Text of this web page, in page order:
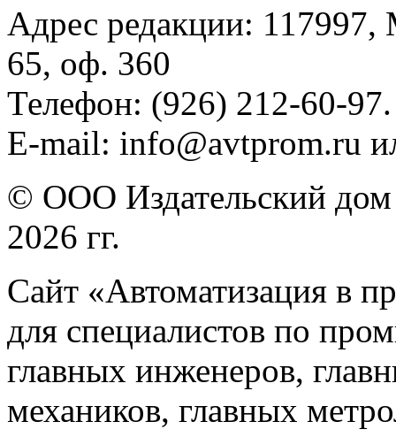
Адрес редакции:
65, оф. 360
Телефон: (926) 212-60-97.
E-mail: info@avtprom.ru
© ООО Издательский
2026 гг.
Сайт «Автоматизация в
для специалистов по
главных инженеров,
механиков, главных